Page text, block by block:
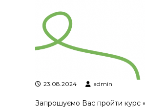
23.08.2024 admin
Запрошуємо Вас пройти курс